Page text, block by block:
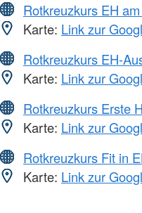
Rotkreuzkurs EH
Karte: Link zur
Rotkreuzkurs EH-
Karte: Link zur
Rotkreuzkurs Erste
Karte: Link zur
Rotkreuzkurs Fit in
Karte: Link zur